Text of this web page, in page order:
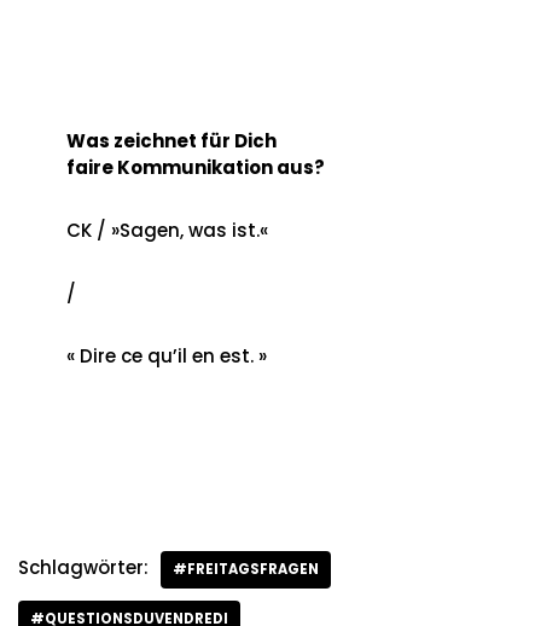
Was zeichnet für Dich
faire Kommunikation aus?
CK / »Sagen, was ist.«
/
« Dire ce qu’il en est. »
Schlagwörter: #FREITAGSFRAGEN
#QUESTIONSDUVENDREDI